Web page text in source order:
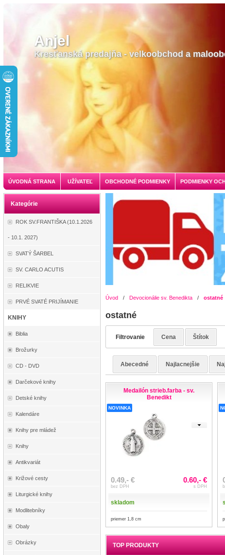
Anjel
Kresťanská predajňa - velkoobchod a
ÚVODNÁ STRANA UŽÍVATEĽ OBCHODNÉ PODMIENKY PODMIENKY
Kategórie
ROK SV.FRANTIŠKA (10.1.2026
- 10.1. 2027)
SVATÝ ŠARBEL
SV. CARLO ACUTIS
RELIKVIE
PRVÉ SVATÉ PRIJÍMANIE
KNIHY
Biblia
Brožurky
CD - DVD
Darčekové knihy
Detské knihy
Kalendáre
Knihy pre mládež
Knihy
Antikvariát
Križové cesty
Liturgické knihy
Modlitebníky
Obaly
Obrázky
Úvod / Devocionálie sv. Benedikta / ostatné
ostatné
Filtrovanie Cena Štítok
Abecedné Najlacnejšie
Medailón strieb.farba - sv.
Benedikt
NOVINKA
0.49,- €
bez DPH
0.60,- €
s DPH
skladom
priemer 1,8 cm
TOP PRODUKTY